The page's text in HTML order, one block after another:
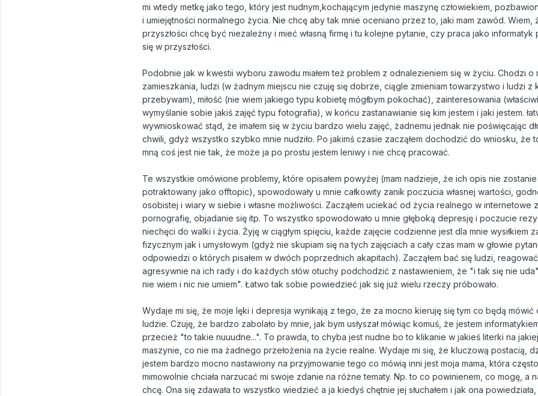
mi wtedy metkę jako tego, który jest nudnym,kochającym jedynie maszynę człowiekiem,
i umiejętności normalnego życia. Nie chcę aby tak mnie oceniano przez to, jaki mam zawód. Wiem,
przyszłości chcę być niezależny i mieć własną firmę i tu kolejne pytanie, czy praca jako informatyk
się w przyszłości.
Podobnie jak w kwestii wyboru zawodu miałem też problem z odnalezieniem się w życiu. Chodzi o
zamieszkania, ludzi (w żadnym miejscu nie czuję się dobrze, ciągle zmieniam towarzystwo i ludzi z
przebywam), miłość (nie wiem jakiego typu kobietę mógłbym pokochać), zainteresowania
wymyślanie sobie jakiś zajęć typu fotografia), w końcu zastanawianie się kim jestem i jaki jestem.
wywnioskować stąd, że imałem się w życiu bardzo wielu zajęć, żadnemu jednak nie poświęcając
chwili, gdyż wszystko szybko mnie nudziło. Po jakimś czasie zacząłem dochodzić do wniosku, że
mną coś jest nie tak, że może ja po prostu jestem leniwy i nie chcę pracować.
Te wszystkie omówione problemy, które opisałem powyżej (mam nadzieje, że ich opis nie zostanie
potraktowany jako offtopic), spowodowały u mnie całkowity zanik poczucia własnej wartości,
osobistej i wiary w siebie i własne możliwości. Zacząłem uciekać od życia realnego w internetowe
pornografię, objadanie się itp. To wszystko spowodowało u mnie głęboką depresję i poczucie
niechęci do walki i życia. Żyję w ciągłym spięciu, każde zajęcie codzienne jest dla mnie wysiłkiem
fizycznym jak i umysłowym (gdyż nie skupiam się na tych zajęciach a cały czas mam w głowie
odpowiedzi o których pisałem w dwóch poprzednich akapitach). Zacząłem bać się ludzi, reagować
agresywnie na ich rady i do każdych słów otuchy podchodzić z nastawieniem, że "i tak się nie
nie wiem i nic nie umiem". Łatwo tak sobie powiedzieć jak się już wielu rzeczy próbowało.
Wydaje mi się, że moje lęki i depresja wynikają z tego, że za mocno kieruję się tym co będą mówić
ludzie. Czuję, że bardzo zabolało by mnie, jak bym usłyszał mówiąc komuś, że jestem
przecież "to takie nuuudne...". To prawda, to chyba jest nudne bo to klikanie w jakieś literki na
maszynie, co nie ma żadnego przełożenia na życie realne. Wydaje mi się, że kluczową postacią,
jestem bardzo mocno nastawiony na przyjmowanie tego co mówią inni jest moja mama, która często
mimowolnie chciała narzucać mi swoje zdanie na różne tematy. Np. to co powinienem, co mogę, a
chcę. Ona się zdawała to wszystko wiedzieć a ja kiedyś chętnie jej słuchałem i jak ona